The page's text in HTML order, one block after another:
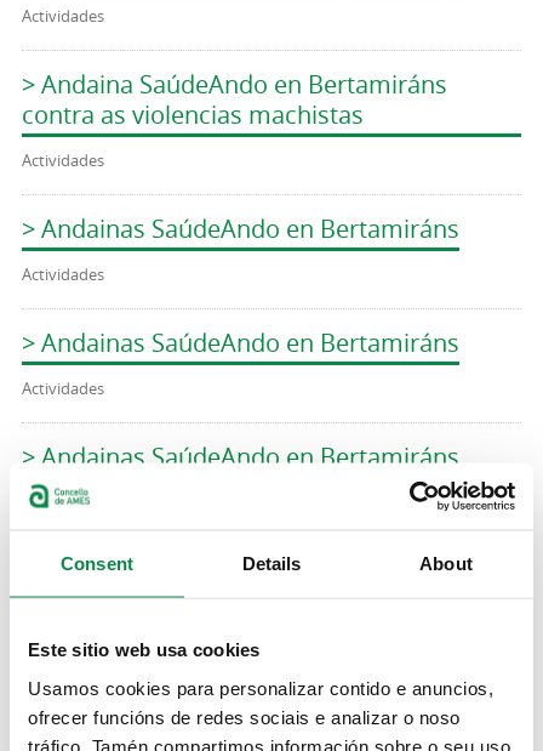
Consent Details About
Este sitio web usa cookies
Usamos cookies para personalizar contido e anuncios,
ofrecer funcións de redes sociais e analizar o noso
tráfico. Tamén compartimos información sobre o seu uso
Actividades
> Andaina SaúdeAndo en Bertamiráns
contra as violencias machistas
Actividades
> Andainas SaúdeAndo en Bertamiráns
Actividades
> Andainas SaúdeAndo en Bertamiráns
Actividades
> Andainas SaúdeAndo en Bertamiráns
Actividades
> Andainas SaúdeAndo no Milladoiro
> Andainas SaúdeAndo no Milladoiro
Actividades